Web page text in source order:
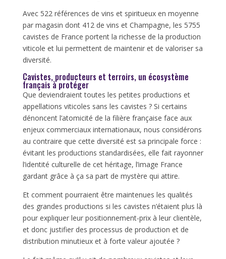
Avec 522 références de vins et spiritueux en moyenne
par magasin dont 412 de vins et Champagne, les 5755
cavistes de France portent la richesse de la production
viticole et lui permettent de maintenir et de valoriser sa
diversité.
Cavistes, producteurs et terroirs, un écosystème
français à protéger
Que deviendraient toutes les petites productions et
appellations viticoles sans les cavistes ? Si certains
dénoncent l’atomicité de la filière française face aux
enjeux commerciaux internationaux, nous considérons
au contraire que cette diversité est sa principale force :
évitant les productions standardisées, elle fait rayonner
l’identité culturelle de cet héritage, l’image France
gardant grâce à ça sa part de mystère qui attire.
Et comment pourraient être maintenues les qualités
des grandes productions si les cavistes n’étaient plus là
pour expliquer leur positionnement-prix à leur clientèle,
et donc justifier des processus de production et de
distribution minutieux et à forte valeur ajoutée ?